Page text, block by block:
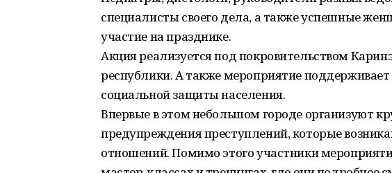
специалисты своего дела, а также успешные
участие на празднике.
Акция реализуется под покровительством
республики. А также мероприятие
социальной защиты населения.
Впервые в этом небольшом городе организуют
предупреждения преступлений, которые
отношений. Помимо этого участники